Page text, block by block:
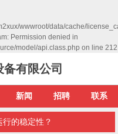
wwwroot/data/cache/
Permission denied in
model/api.class.php on line 212
有限公司
新闻 招聘 联系
的稳定性？